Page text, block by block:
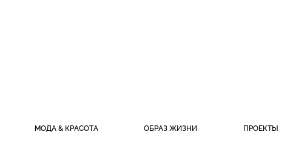
МОДА & КРАСОТА ОБРАЗ ЖИЗНИ ПРОЕКТЫ